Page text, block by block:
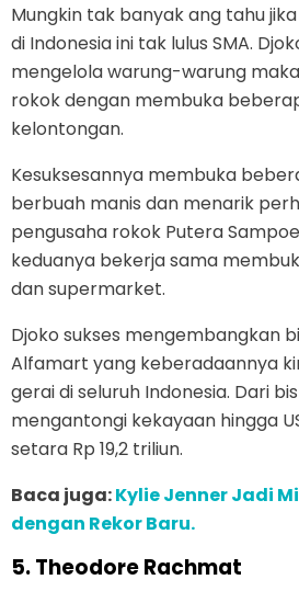
Mungkin tak banyak ang tahu
di Indonesia ini tak lulus SMA.
mengelola warung-warung
rokok dengan membuka
kelontongan.
Kesuksesannya membuka
berbuah manis dan menarik
pengusaha rokok Putera
keduanya bekerja sama
dan supermarket.
Djoko sukses mengembangkan
Alfamart yang keberadaannya
gerai di seluruh Indonesia. Dari
mengantongi kekayaan hingga
setara Rp 19,2 triliun.
Baca juga:Kylie Jenner Jadi
dengan Rekor Baru.
5. Theodore Rachmat